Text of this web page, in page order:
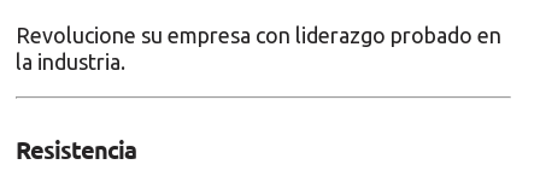
Revolucione su empresa con liderazgo probado en
la industria.
Resistencia